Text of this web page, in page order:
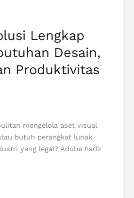
Lengkap
Desain,
Produktivitas
mengelola aset visual
butuh perangkat lunak
yang legal? Adobe hadir